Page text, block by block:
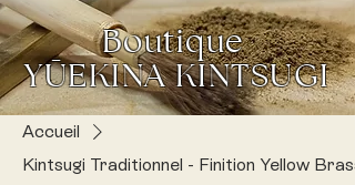
Boutique
YŪEKINA KINTSUGI
Accueil
Kintsugi Traditionnel - Finition Yellow Brass